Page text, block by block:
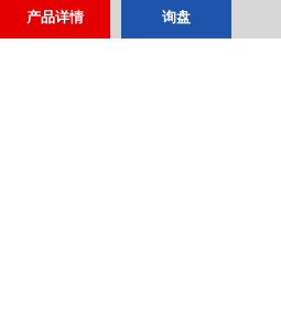
产品详情 询盘